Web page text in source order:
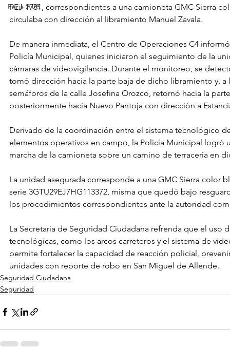
Feria 2025
PEJ-1781, correspondientes a una camioneta GMC Sierra
circulaba con dirección al libramiento Manuel Zavala.
De manera inmediata, el Centro de Operaciones C4
Policía Municipal, quienes iniciaron el seguimiento de la
cámaras de videovigilancia. Durante el monitoreo, se
tomó dirección hacia la parte baja de dicho libramiento y, a
semáforos de la calle Josefina Orozco, retornó hacia la
posteriormente hacia Nuevo Pantoja con dirección a
Derivado de la coordinación entre el sistema tecnológico
elementos operativos en campo, la Policía Municipal logró
marcha de la camioneta sobre un camino de terracería en
La unidad asegurada corresponde a una GMC Sierra color
serie 3GTU29EJ7HG113372, misma que quedó bajo
los procedimientos correspondientes ante la autoridad
La Secretaría de Seguridad Ciudadana refrenda que el uso
tecnológicas, como los arcos carreteros y el sistema de
permite fortalecer la capacidad de reacción policial,
unidades con reporte de robo en San Miguel de Allende.
Seguridad Ciudadana
Seguridad